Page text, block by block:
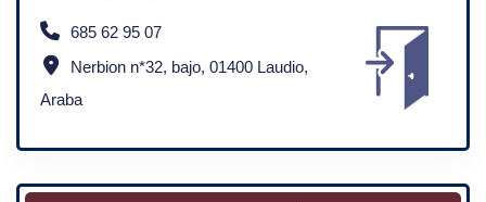
685 62 95 07
Nerbion n*32, bajo, 01400 Laudio,
Araba